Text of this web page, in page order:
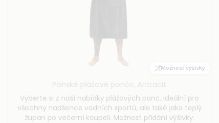
Možnost výšivky
Pánské plážové pončo, Antracit
Vyberte si z naší nabídky plážových ponč. Ideální pro
všechny nadšence vodních sportů, ale také jako teplý
župan po večerní koupeli. Možnost přidání výšivky.